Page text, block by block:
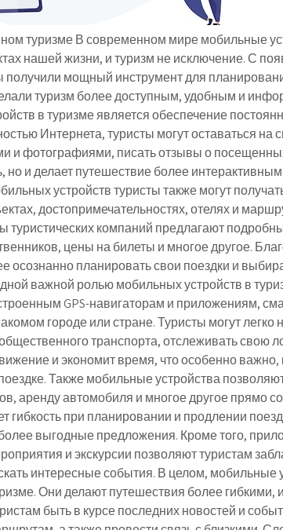
туризме В современном мире мобильные
нашей жизни, и туризм не исключение. С
мощный инструмент для
туризм более доступным, удобным и
в туризме является обеспечение
Интернета, туристы могут оставаться на
и фотографиями, писать отзывы о
но и делает путешествие более
устройств туристы также могут
достопримечательностях, отелях и
компаний предлагают
цены на билеты и многое другое.
осознанно планировать свои поездки и
важной ролью мобильных устройств в
GPS-навигаторам и приложениям,
городе или стране. Туристы могут
транспорта, отслеживать свою
и экономит время, что особенно важно,
Также мобильные устройства
аренду автомобиля и многое другое прямо
при планировании и продлении
выгодные предложения. Кроме того,
и экскурсии позволяют туристам
интересные события. В целом, мобильные
Они делают путешествия более
быть в курсе последних новостей и